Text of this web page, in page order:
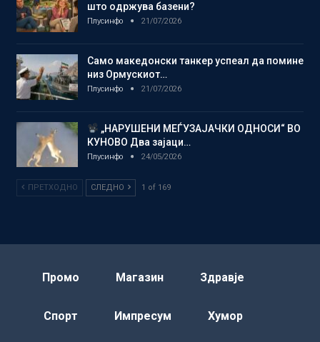
што одржува базени?
Плусинфо 21/07/2026
Само македонски танкер успеал да помине
низ Ормускиот…
Плусинфо 21/07/2026
„НАРУШЕНИ МЕЃУЗАЈАЧКИ ОДНОСИ“ ВО
КУНОВО Два зајаци…
Плусинфо 24/05/2026
ПРЕТХОДНО СЛЕДНО 1 of 169
Промо Магазин Здравје
Спорт Импресум Хумор